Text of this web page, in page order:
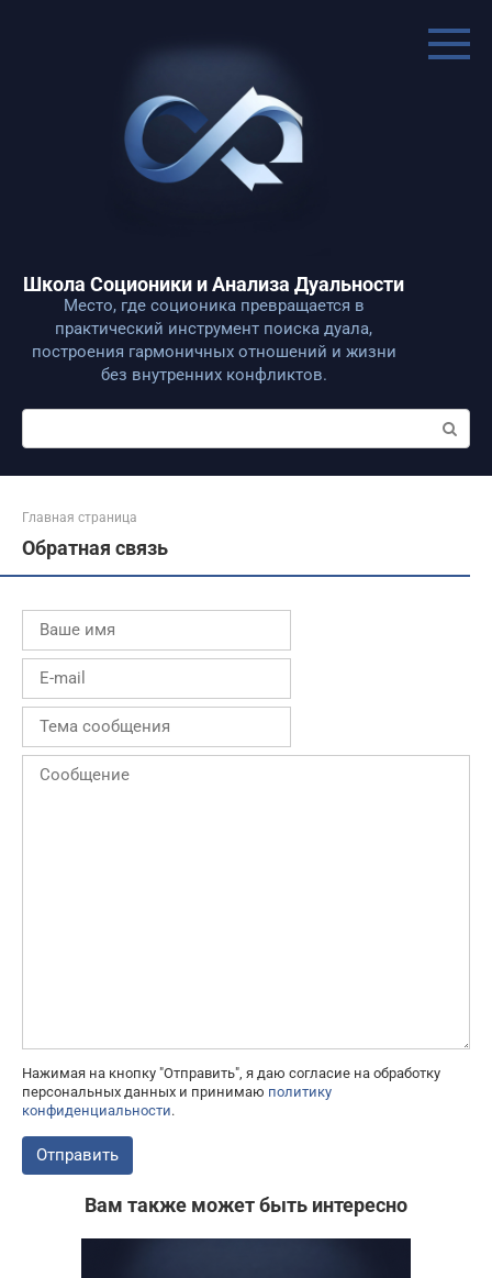
Школа Соционики и Анализа Дуальности
Место, где соционика превращается в
практический инструмент поиска дуала,
построения гармоничных отношений и жизни
без внутренних конфликтов.
Поиск:
Главная страница
Обратная связь
Нажимая на кнопку "Отправить", я даю согласие на обработку
персональных данных и принимаю политику
конфиденциальности.
Отправить
Вам также может быть интересно